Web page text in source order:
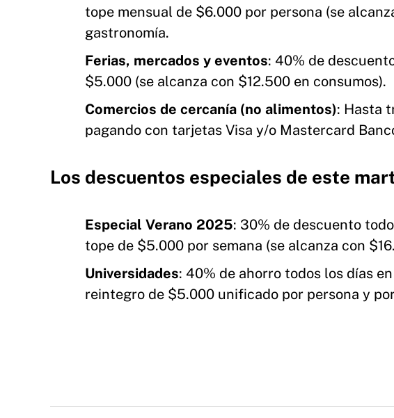
tope mensual de $6.000 por persona (se
gastronomía.
Ferias, mercados y eventos: 40% de
$5.000 (se alcanza con $12.500 en consumos).
Comercios de cercanía (no alimentos): Hasta
pagando con tarjetas Visa y/o Mastercard
Los descuentos especiales de este
Especial Verano 2025: 30% de descuento
tope de $5.000 por semana (se alcanza con
Universidades: 40% de ahorro todos los días
reintegro de $5.000 unificado por persona y